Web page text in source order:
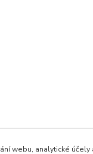
webu, analytické